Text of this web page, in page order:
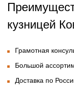
кузницей
Грамотная
Большой
Доставка по